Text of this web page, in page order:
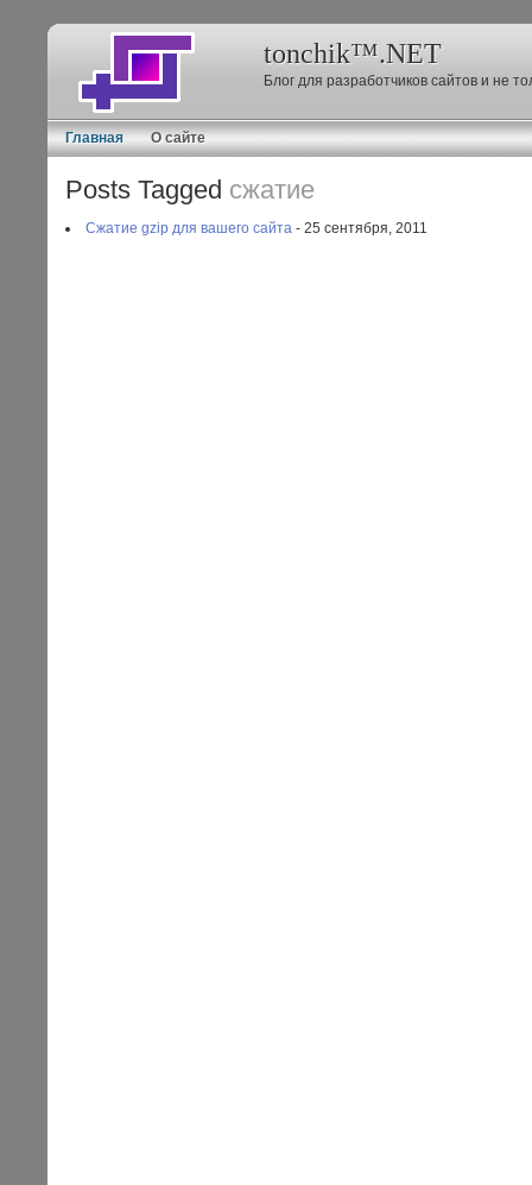
tonchik™.NET
Блог для разработчиков сайтов и не
Главная О сайте
Posts Tagged сжатие
Сжатие gzip для вашего сайта - 25 сентября, 2011